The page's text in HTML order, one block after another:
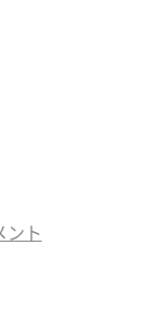
ント